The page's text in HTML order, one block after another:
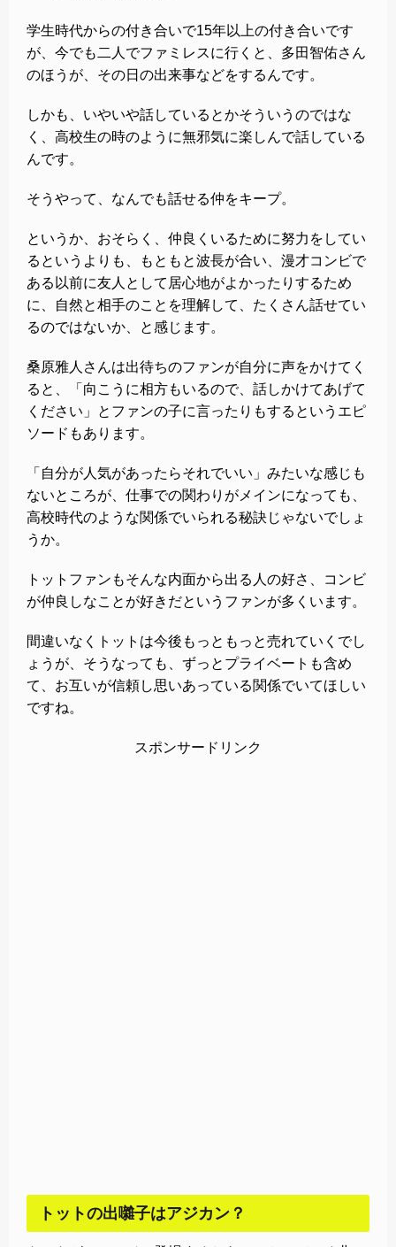
学生時代からの付き合いで15年以上の付き合いです
が、今でも二人でファミレスに行くと、多田智佑さん
のほうが、その日の出来事などをするんです。
しかも、いやいや話しているとかそういうのではな
く、高校生の時のように無邪気に楽しんで話している
んです。
そうやって、なんでも話せる仲をキープ。
というか、おそらく、仲良くいるために努力をしてい
るというよりも、もともと波長が合い、漫才コンビで
ある以前に友人として居心地がよかったりするため
に、自然と相手のことを理解して、たくさん話せてい
るのではないか、と感じます。
桑原雅人さんは出待ちのファンが自分に声をかけてく
ると、「向こうに相方もいるので、話しかけてあげて
ください」とファンの子に言ったりもするというエピ
ソードもあります。
「自分が人気があったらそれでいい」みたいな感じも
ないところが、仕事での関わりがメインになっても、
高校時代のような関係でいられる秘訣じゃないでしょ
うか。
トットファンもそんな内面から出る人の好さ、コンビ
が仲良しなことが好きだというファンが多くいます。
間違いなくトットは今後もっともっと売れていくでし
ょうが、そうなっても、ずっとプライベートも含め
て、お互いが信頼し思いあっている関係でいてほしい
ですね。
スポンサードリンク
トットの出囃子はアジカン？